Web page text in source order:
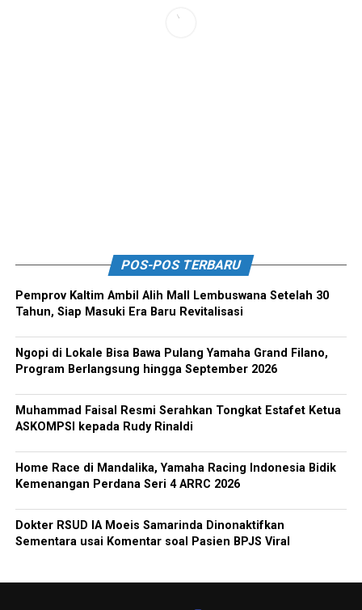
POS-POS TERBARU
Pemprov Kaltim Ambil Alih Mall Lembuswana Setelah 30
Tahun, Siap Masuki Era Baru Revitalisasi
Ngopi di Lokale Bisa Bawa Pulang Yamaha Grand Filano,
Program Berlangsung hingga September 2026
Muhammad Faisal Resmi Serahkan Tongkat Estafet Ketua
ASKOMPSI kepada Rudy Rinaldi
Home Race di Mandalika, Yamaha Racing Indonesia Bidik
Kemenangan Perdana Seri 4 ARRC 2026
Dokter RSUD IA Moeis Samarinda Dinonaktifkan
Sementara usai Komentar soal Pasien BPJS Viral